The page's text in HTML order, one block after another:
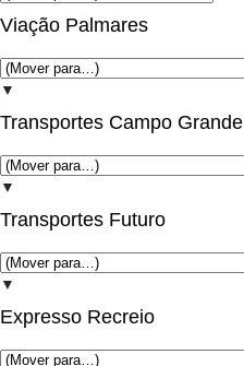
Viação Palmares
▼
Transportes Campo Grande
▼
Transportes Futuro
▼
Expresso Recreio